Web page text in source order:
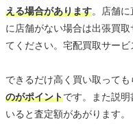
える場合があります。店舗
に店舗がない場合は出張買
てください。宅配買取サービ
できるだけ高く買い取っても
のがポイントです。また説
いると査定額があがります。